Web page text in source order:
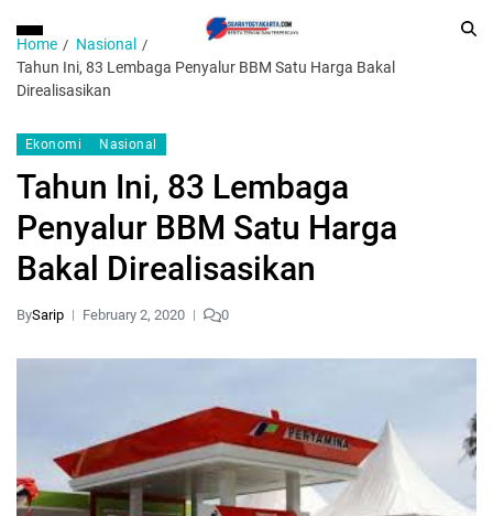
Home
Nasional
Tahun Ini, 83 Lembaga Penyalur BBM Satu Harga Bakal
Direalisasikan
Ekonomi Nasional
Tahun Ini, 83 Lembaga
Penyalur BBM Satu Harga
Bakal Direalisasikan
BySarip February 2, 2020 0